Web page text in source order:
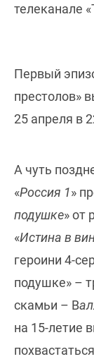
телеканале
Первый
престолов»
25 апреля в
А чуть
«Россия 1»
подушке» от
«Истина в
героини 4-
подушке» –
скамьи – В
на 15-летие